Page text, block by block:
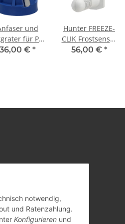
notwendig,
und Ratenzahlung.
Konfigurieren und
und
für PE-
Rohr
36,00 € *
Hunter FREEZE-
CLIK Frostsensor
kabelgebunden
56,00 € *